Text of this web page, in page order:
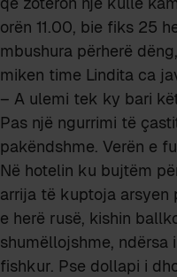
orën 11.00, bie fiks 25
mbushura përherë
miken time Lindita ca
– A ulemi tek ky bari
Pas një ngurrimi të
pakëndshme. Verën e
Në hotelin ku bujtëm
arrija të kuptoja arsyen
e herë rusë, kishin
shumëllojshme,
fishkur. Pse dollapi i